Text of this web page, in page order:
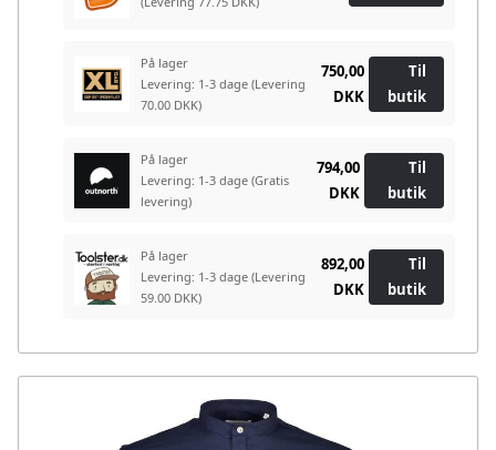
På lager
Levering: 1-3 dage (Levering
70.00 DKK)
750,00
DKK
Til
butik
På lager
Levering: 1-3 dage (Gratis
levering)
794,00
DKK
Til
butik
På lager
Levering: 1-3 dage (Levering
59.00 DKK)
892,00
DKK
Til
butik